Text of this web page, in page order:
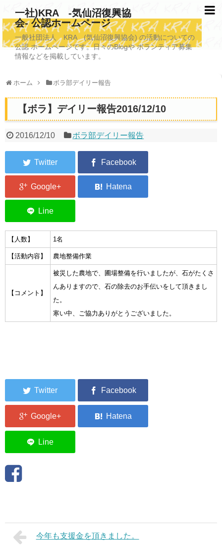
一社)KRA -気仙沼復興協
会- 公認ホームページ
一般社団法人 KRA (気仙沼復興協会) の活動についての
公認 ホームページです。日々のBlogや ボランティア募集
情報などを掲載しています。
ホーム ボラ部デイリー報告
【ボラ】デイリー報告2016/12/10
2016/12/10 ボラ部デイリー報告
【人数】 1名
【活動内容】 農地整備作業
【コメント】
被災した農地で、圃場整備を行いましたが、石がたくさ
んありますので、石の除去のお手伝いをして頂きまし
た。
寒い中、ご協力ありがとうございました。
今年も支援金を頂きました。
TOPページ
KRAについて
写真救済事業
福祉事業
埋蔵発掘/資料整備事業
2026年3月11日捜索活動ボランティア募集 NEW
集中捜索活動の記録
ボランティア募集要項
ボランティアさん集合写真館
被災者支援活動【休止中】
KRA BLOG
リンク
お問い合わせ